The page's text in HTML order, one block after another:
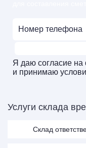
Я даю согласие на
и принимаю
Услуги склада
Cклад